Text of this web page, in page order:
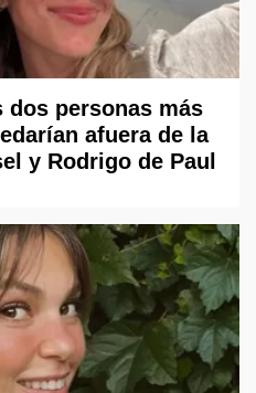
dos personas más
afuera de la
y Rodrigo de Paul